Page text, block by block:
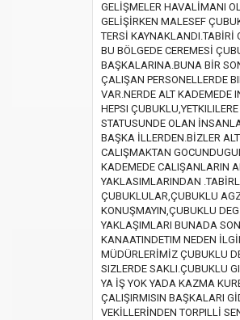
GELİŞMELER HAVALİMANI
GELİŞİRKEN MALESEF
TERSİ KAYNAKLANDI.TABİRİ
BU BÖLGEDE CEREMESİ
BAŞKALARINA.BUNA BİR
ÇALIŞAN PERSONELLERDE
VAR.NERDE ALT KADEMEDE
HEPSI
STATUSUNDE OLAN
BAŞKA İLLERDEN.BİZLER
CALIŞMAKTAN
KADEMEDE CALIŞANLARIN
YAKLASIMLARINDAN
ÇUBUKLULAR,ÇUBUKLU
KONUŞMAYIN,ÇUBUKLU
YAKLAŞIMLARI BUNADA
KANAATINDETIM NEDEN
MÜDÜRLERİMİZ ÇUBUKLU
SIZLERDE SAKLI.ÇUBUKLU
YA İŞ YOK YADA KAZMA
ÇALIŞIRMISIN BAŞKALARI
VEKİLLERİNDEN TORPILLİ